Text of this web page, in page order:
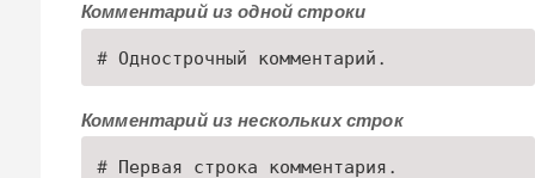
Комментарий из одной строки
# Однострочный комментарий.
Комментарий из нескольких строк
# Первая строка комментария.